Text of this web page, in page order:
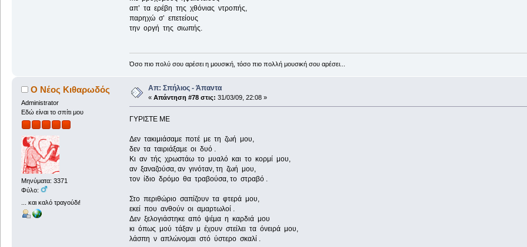
απ’ τα ερέβη της χθόνιας ντροπής,
παρηχώ σ’ επετείους
την οργή της σιωπής.
Όσο πιο πολύ σου αρέσει η μουσική, τόσο πιο πολλή μουσική σου αρέσει...
Ο Νέος Κιθαρωδός
Administrator
Εδώ είναι το σπίτι μου
Μηνύματα: 3371
Φύλο:
... και καλό τραγούδι!
Απ: Σπήλιος - Άπαντα
« Απάντηση #78 στις: 31/03/09, 22:08 »
ΓΥΡΙΣΤΕ ΜΕ
Δεν τακιμιάσαμε ποτέ με τη ζωή μου,
δεν τα ταιριάξαμε οι δυό .
Κι αν τής χρωστάω το μυαλό και το κορμί μου,
αν ξαναζούσα, αν γινόταν, τη ζωή μου,
τον ίδιο δρόμο θα τραβούσα, το στραβό .
Στο περιθώριο σαπίζουν τα φτερά μου,
εκεί που ανθούν οι αμαρτωλοί .
Δεν ξελογιάστηκε από ψέμα η καρδιά μου
κι όπως μού τάξαν μ έχουν στείλει τα όνειρά μου,
λάσπη ν απλώνομαι στό ύστερο σκαλί .